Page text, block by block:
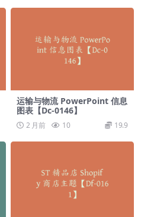
运输与物流 PowerPoint 信息
图表【Dc-0146】
2 月前 10 19.9